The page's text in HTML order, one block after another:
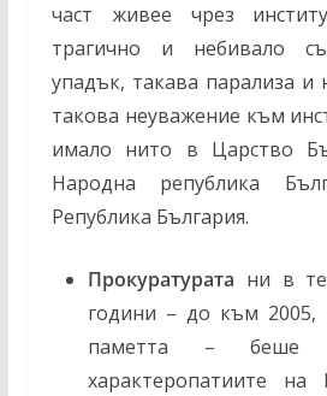
част живее чрез
трагично и небивало
упадък, такава парализа и
такова неуважение към
имало нито в Царство
Народна република
Република България.
Прокуратурата ни в
години – до към
паметта – беше
характеропатиите на